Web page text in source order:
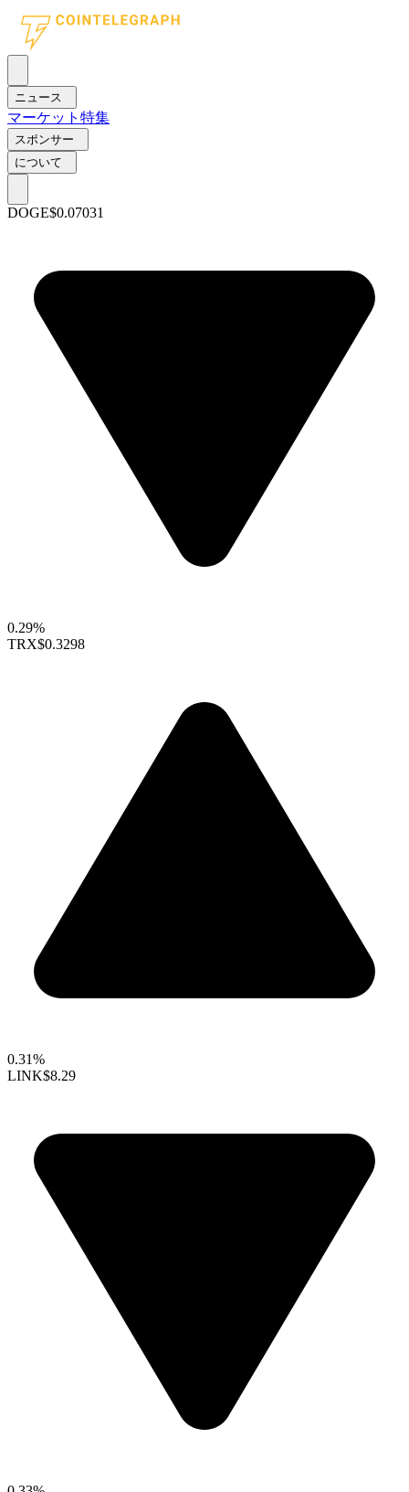
ニュース
マーケット 特集
スポンサー
について
DOGE$0.07031
0.29%
TRX$0.3298
0.31%
LINK$8.29